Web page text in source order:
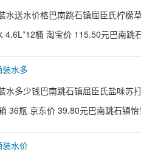
水送水价格巴南跳石镇屈臣氏柠
4.6L*12桶 淘宝价 115.50元巴南跳
水多
水多少钱巴南跳石镇屈臣氏盐味
36瓶 京东价 39.80元巴南跳石镇
装水价